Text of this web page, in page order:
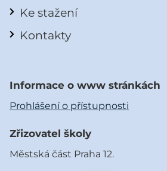
Ke stažení
Kontakty
Informace o www stránkách
Prohlášení o přístupnosti
Zřizovatel školy
Městská část Praha 12.